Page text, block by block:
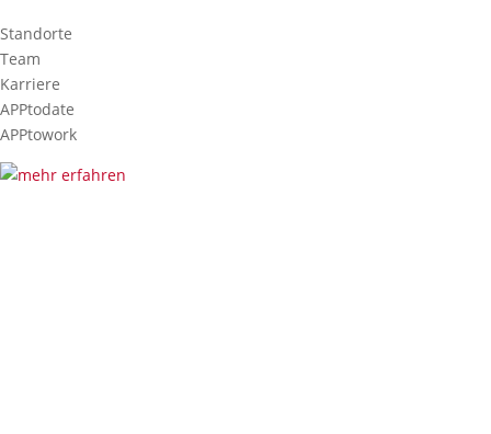
Standorte
Team
Karriere
APPtodate
APPtowork